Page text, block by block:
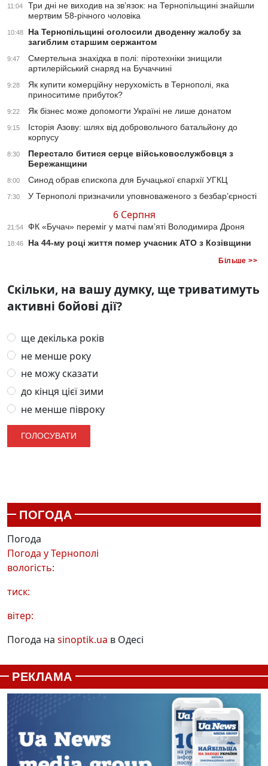
11:04
Три дні не виходив на зв’язок: на Тернопільщині знайшли
мертвим 58-річного чоловіка
10:48
На Тернопільщині оголосили дводенну жалобу за
загиблим старшим сержантом
9:47
Смертельна знахідка в полі: піротехніки знищили
артилерійський снаряд на Бучаччині
9:28
Як купити комерційну нерухомість в Тернополі, яка
приноситиме прибуток?
9:22 Як бізнес може допомогти Україні не лише донатом
9:15
Історія Азову: шлях від добровольчого батальйону до
корпусу
8:30
Перестало битися серце військовослужбовця з
Бережанщини
8:00 Синод обрав єпископа для Бучацької єпархії УГКЦ
7:30 У Тернополі призначили уповноваженого з безбар’єрності
6 Серпня
21:54 ФК «Бучач» переміг у матчі пам’яті Володимира Дроня
18:46 На 44-му році життя помер учасник АТО з Козівщини
Більше >>
Скільки, на вашу думку, ще триватимуть
активні бойові дії?
ще декілька років
не менше року
не можу сказати
до кінця цієї зими
не менше півроку
ПОГОДА
Погода
Погода уТернополі
вологість:
тиск:
вітер:
Погода на sinoptik.ua в Одесі
РЕКЛАМА